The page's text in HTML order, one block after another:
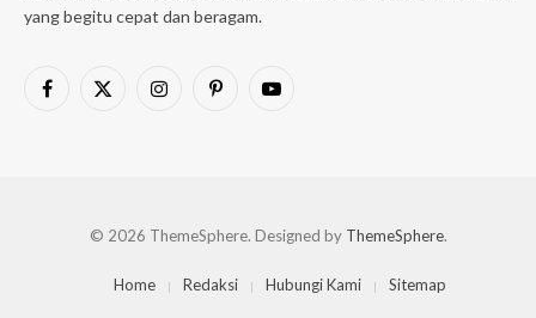
yang begitu cepat dan beragam.
Facebook
X
InstagramPinterestYouTube
© 2026 ThemeSphere. Designed by ThemeSphere.
Home Redaksi Hubungi Kami Sitemap